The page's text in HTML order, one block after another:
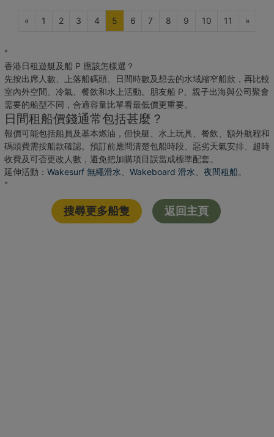
« 1 2 3 4 5 6 7 8 9 10 11 »
"
香港日租遊艇及船 P 應該怎樣選？
先按出席人數、上落船碼頭、日間時數及想去的水域縮窄船款，再比較
室內外空間、冷氣、餐飲和水上活動。朋友船 P、親子出海與公司聚會
需要的船型不同，合適容量比單看最低價更重要。
日間租船價錢通常包括甚麼？
報價可能包括船員及基本燃油，但快艇、水上玩具、餐飲、額外航程和
碼頭費需按船款確認。預訂前應問清楚包船時段、惡劣天氣安排、超時
收費及可否更改人數，避免把加購項目誤當成標準配套。
延伸活動： Wakesurf 無繩滑水 Wakeboard 滑水 夜間租船。
"
搜尋更多船隻 返回主頁